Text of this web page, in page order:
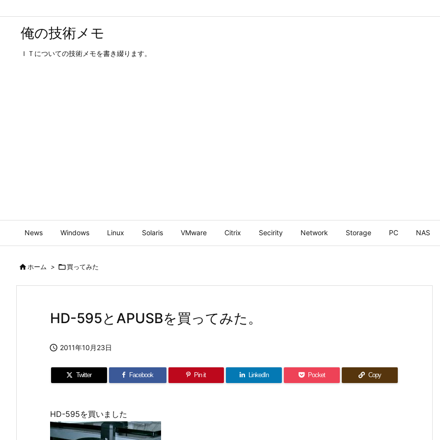
俺の技術メモ
ＩＴについての技術メモを書き綴ります。
News Windows Linux Solaris VMware Citrix Secirity Network Storage PC NAS
ホーム > 買ってみた
HD-595とAPUSBを買ってみた。
 2011年10月23日
Twitter Facebook Pin it LinkedIn Pocket Copy
HD-595を買いました